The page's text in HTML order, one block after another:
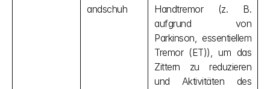
andschuh
Handtremor (z. B.
aufgrund von
Parkinson, essentiellem
Tremor (ET)), um das
Zittern zu reduzieren
und Aktivitäten des